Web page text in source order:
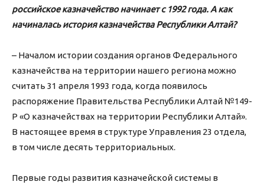
российское казначейство начинает с 1992 года. А как
начиналась история казначейства Республики Алтай?
– Началом истории создания органов Федерального
казначейства на территории нашего региона можно
считать 31 апреля 1993 года, когда появилось
распоряжение Правительства Республики Алтай №149-
Р «О казначействах на территории Республики Алтай».
В настоящее время в структуре Управления 23 отдела,
в том числе десять территориальных.
Первые годы развития казначейской системы в